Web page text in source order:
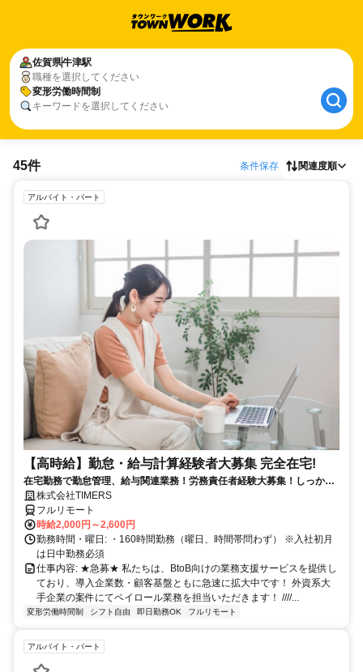
佐賀県牛津駅
職種を選択してください
変形労働時間制
キーワードを選択してください
45件 条件保存 関連度順
アルバイト・パート
【高時給】勤怠・給与計算経験者大募集 完全在宅!
在宅勤務で勤怠管理、給与関連業務！労務責任者経験大募集！しっかり
稼ぎたい方、注目！
株式会社TIMERS
フルリモート
時給2,000円～2,600円
勤務時間・曜日: ・160時間勤務（曜日、時間帯問わず） ※入社初月
は日中勤務必須
仕事内容: ★急募★ 私たちは、BtoB向けの業務支援サービスを提供し
ており、導入企業数・顧客基盤ともに急速に拡大中です！ 外資系大
手企業の案件にてペイロール業務を担当いただきます！ ////...
変形労働時間制 シフト自由 即日勤務OK フルリモート
アルバイト・パート